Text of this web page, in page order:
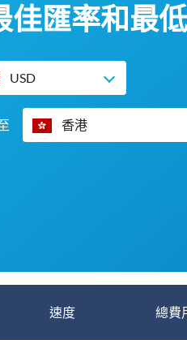
匯率和最
USD
香港
速度 總費